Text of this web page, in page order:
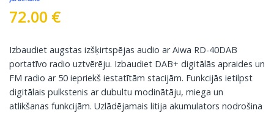
72.00 €
Izbaudiet augstas izšķirtspējas audio ar Aiwa RD-40DAB
portatīvo radio uztvērēju. Izbaudiet DAB+ digitālās apraides un
FM radio ar 50 iepriekš iestatītām stacijām. Funkcijās ietilpst
digitālais pulkstenis ar dubultu modinātāju, miega un
atlikšanas funkcijām. Uzlādējamais litija akumulators nodrošina